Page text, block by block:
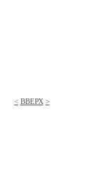
< ВВЕРХ >